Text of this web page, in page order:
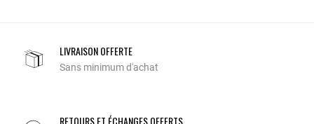
LIVRAISON OFFERTE
Sans minimum d'achat
RETOURS ET ÉCHANGES OFFERTS